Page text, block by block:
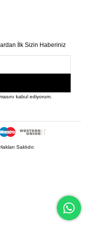
İlk Sizin Haberiniz
kabul ediyorum.
Saklıdır.